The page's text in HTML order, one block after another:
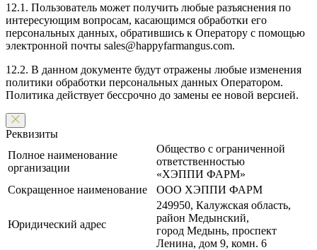
12.1. Пользователь может получить любые разъяснения по
интересующим вопросам, касающимся обработки его
персональных данных, обратившись к Оператору с помощью
электронной почты sales@happyfarmangus.com.
12.2. В данном документе будут отражены любые изменения
политики обработки персональных данных Оператором.
Политика действует бессрочно до замены ее новой версией.
Реквизиты
Полное наименование
организации
Общество с ограниченной
ответственностью
«ХЭППИ ФАРМ»
Сокращенное наименование
ООО ХЭППИ ФАРМ
Юридический адрес
249950, Калужская область,
район Медынский,
город Медынь, проспект
Ленина, дом 9, комн. 6